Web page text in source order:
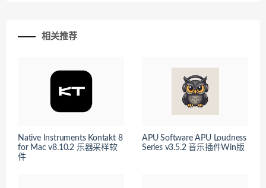
相关推荐
Native Instruments Kontakt 8
for Mac v8.10.2 乐器采样软
件
APU Software APU Loudness
Series v3.5.2 音乐插件Win版